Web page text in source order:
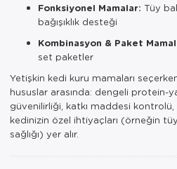
Fonksiyonel Mamalar: Tüy
bağışıklık desteği
Kombinasyon & Paket
set paketler
Yetişkin kedi kuru mamaları
hususlar arasında: dengeli protein-
güvenilirliği, katkı maddesi
kedinizin özel ihtiyaçları (örneğin
sağlığı) yer alır.